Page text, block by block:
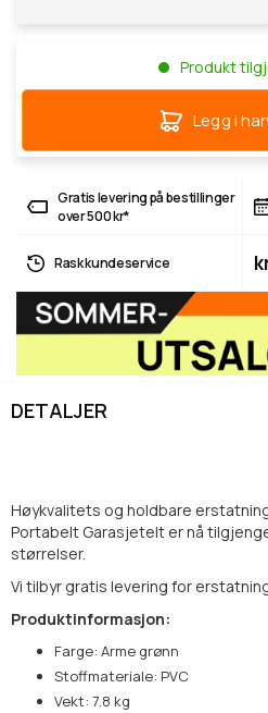
Produkt
Legg i
Gratis levering på bestillinger
over 500 kr*
Rask kundeservice
DETALJER
Høykvalitets og holdbare
Portabelt Garasjetelt er nå
størrelser.
Vi tilbyr gratis levering for
Produktinformasjon:
Farge: Arme grønn
Stoffmateriale: PVC
Vekt: 7.8 kg